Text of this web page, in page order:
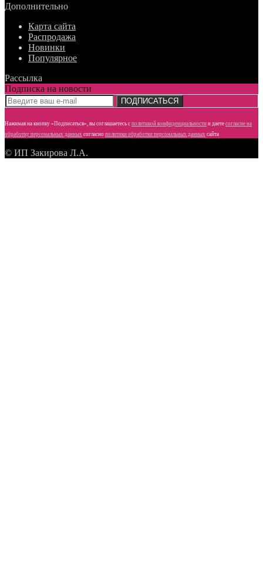
Дополнительно
Карта сайта
Распродажа
Новинки
Популярное
Рассылка
Подписка на новости
ПОДПИСАТЬСЯ
Нажимая на кнопку «Подписаться», вы соглашаетесь с политикой конфиденциальности и даете согласие на
обработку персональных данных согласно политики обработки персональных данных сайта
© ИП Закирова Л.А.